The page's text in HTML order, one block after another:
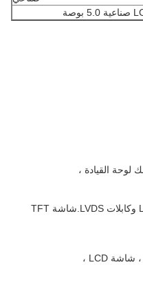
لوحة القيادة ،
شاشة تعمل باللمس وإضاءة خلفية LED وكابلات LVDS.شاشة TFT